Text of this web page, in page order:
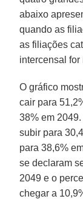
abaixo
quando as
as filiações
intercensal for
O gráfico
cair para
38% em
subir para
para 38,6%
se declaram
2049 e o
chegar a